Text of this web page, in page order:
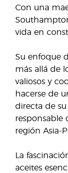
Con una
vida en
Su enfoque
más allá de
valiosos y
hacerse de
directa de su
responsable
región Asia-
La
aceites